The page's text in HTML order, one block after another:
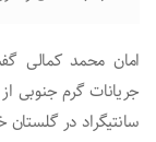
امان محمد کمالی
سانتیگراد در گلستان